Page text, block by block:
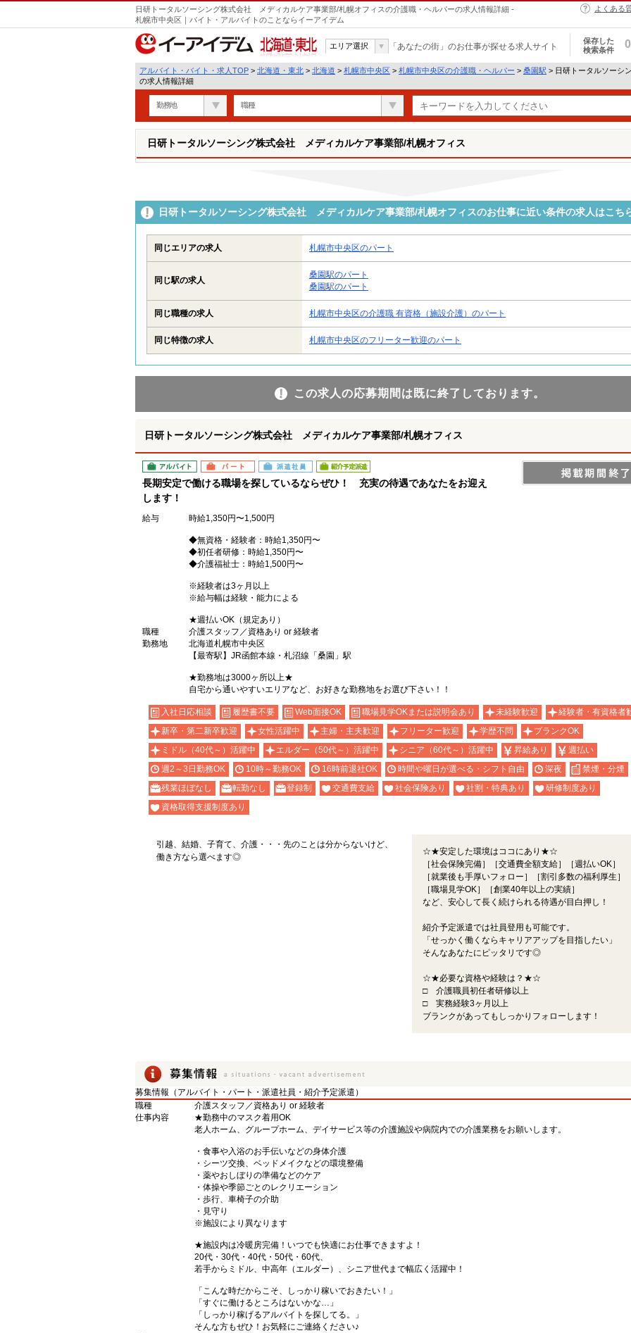
日研トータルソーシング株式会社 メディカルケア事業部/札幌オフィスの介護職・ヘルパーの求人情報詳細 -
札幌市中央区｜バイト・アルバイトのことならイーアイデム
よくある
北海道・東北
エリア選択 「あなたの街」のお仕事が探せる求人サイト
保存した
検索条件
0
アルバイト・バイト・求人TOP > 北海道・東北 > 北海道 > 札幌市中央区 > 札幌市中央区の介護職・ヘルパー > 桑園駅 > 日研トータルソーシ
の求人情報詳細
勤務地 職種
日研トータルソーシング株式会社 メディカルケア事業部/札幌オフィス
日研トータルソーシング株式会社 メディカルケア事業部/札幌オフィスのお仕事に近い条件の求人はこち
同じエリアの求人 札幌市中央区のパート
同じ駅の求人
桑園駅のパート
桑園駅のパート
同じ職種の求人 札幌市中央区の介護職 有資格（施設介護）のパート
同じ特徴の求人 札幌市中央区のフリーター歓迎のパート
この求人の応募期間は既に終了しております。
日研トータルソーシング株式会社 メディカルケア事業部/札幌オフィス
アルバイト パート 派遣社員 紹介予定派遣
長期安定で働ける職場を探しているならぜひ！ 充実の待遇であなたをお迎え
します！
給与 時給1,350円〜1,500円
◆無資格・経験者：時給1,350円〜
◆初任者研修：時給1,350円〜
◆介護福祉士：時給1,500円〜
※経験者は3ヶ月以上
※給与幅は経験・能力による
★週払いOK（規定あり）
職種
介護スタッフ／資格あり or 経験者
勤務地
北海道札幌市中央区
【最寄駅】JR函館本線・札沼線「桑園」駅
★勤務地は3000ヶ所以上★
自宅から通いやすいエリアなど、お好きな勤務地をお選び下さい！！
入社日応相談 履歴書不要 Web面接OK 職場見学OKまたは説明会あり 未経験歓迎
経験者・有資格者
新卒・第二新卒歓迎
女性活躍中 主婦・主夫歓迎 フリーター歓迎 学歴不問
ブランクOK
ミドル（40代～）活躍中
エルダー（50代～）活躍中 シニア（60代～）活躍中 昇給あり
週払い
週2～3日勤務OK
10時～勤務OK 16時前退社OK 時間や曜日が選べる・シフト自由 深夜
禁煙・分煙
残業ほぼなし
転勤なし 登録制 交通費支給 社会保険あり 社割・特典あり
研修制度あり
資格取得支援制度あり
引越、結婚、子育て、介護・・・先のことは分からないけど、
働き方なら選べます◎
☆★安定した環境はココにあり★☆
［社会保険完備］［交通費全額支給］［週払いOK］
［就業後も手厚いフォロー］［割引多数の福利厚生］
［職場見学OK］［創業40年以上の実績］
など、安心して長く続けられる待遇が目白押し！
紹介予定派遣では社員登用も可能です。
「せっかく働くならキャリアアップを目指したい」
そんなあなたにピッタリです◎
☆★必要な資格や経験は？★☆
□ 介護職員初任者研修以上
□ 実務経験3ヶ月以上
ブランクがあってもしっかりフォローします！
募集情報（アルバイト・パート・派遣社員・紹介予定派遣）
職種
介護スタッフ／資格あり or 経験者
仕事内容
★勤務中のマスク着用OK
老人ホーム、グループホーム、デイサービス等の介護施設や病院内での介護業務をお願いします。
・食事や入浴のお手伝いなどの身体介護
・シーツ交換、ベッドメイクなどの環境整備
・薬やおしぼりの準備などのケア
・体操や季節ごとのレクリエーション
・歩行、車椅子の介助
・見守り
※施設により異なります
★施設内は冷暖房完備！いつでも快適にお仕事できますよ！
20代・30代・40代・50代・60代、
若手からミドル、中高年（エルダー）、シニア世代まで幅広く活躍中！
「こんな時だからこそ、しっかり稼いでおきたい！」
「すぐに働けるところはないかな…」
「しっかり稼げるアルバイトを探してる。」
そんな方もぜひ！お気軽にご連絡ください♪